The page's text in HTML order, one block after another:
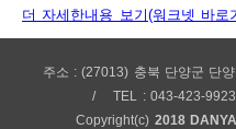
더 자세한내용 보기(워크넷 바로
주소 : (27013) 충북 단양군 단
TEL : 043-423-
Copyright(c) 2018